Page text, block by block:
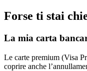
Forse ti stai
La mia carta
Le carte premium (Visa
coprire anche